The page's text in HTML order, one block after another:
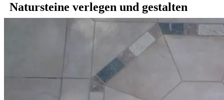
Natursteine verlegen und gestalten